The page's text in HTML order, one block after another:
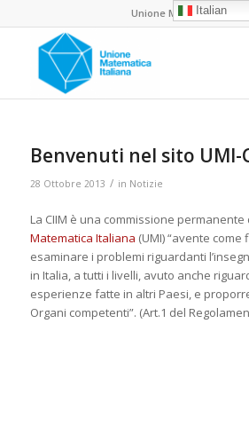
Unione Matematica
Benvenuti nel sito UMI-
28 Ottobre 2013 / in Notizie
La CIIM è una commissione permanente
Matematica Italiana (UMI) “avente come
esaminare i problemi riguardanti
in Italia, a tutti i livelli, avuto anche
esperienze fatte in altri Paesi, e
Organi competenti”. (Art.1 del
Italian